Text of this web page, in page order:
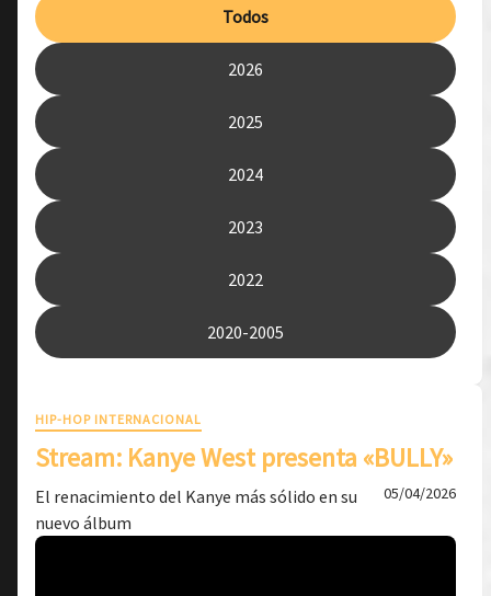
Todos
2026
2025
2024
2023
2022
2020-2005
HIP-HOP INTERNACIONAL
Stream: Kanye West presenta «BULLY»
El renacimiento del Kanye más sólido en su
nuevo álbum
05/04/2026